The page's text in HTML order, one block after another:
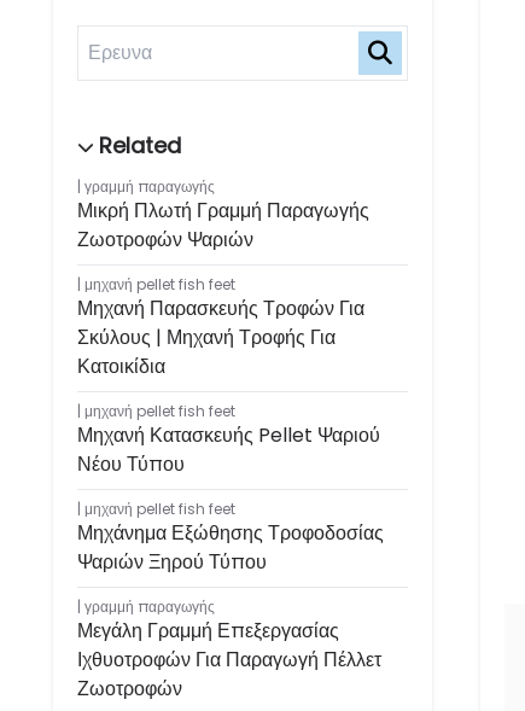
γραμμή παραγωγής
Μικρή Πλωτή Γραμμή Παραγωγής
Ζωοτροφών Ψαριών
μηχανή pellet fish feet
Μηχανή Παρασκευής Τροφών Για
Σκύλους | Μηχανή Τροφής Για
Κατοικίδια
μηχανή pellet fish feet
Μηχανή Κατασκευής Pellet Ψαριού
Νέου Τύπου
μηχανή pellet fish feet
Μηχάνημα Εξώθησης Τροφοδοσίας
Ψαριών Ξηρού Τύπου
γραμμή παραγωγής
Μεγάλη Γραμμή Επεξεργασίας
Ιχθυοτροφών Για Παραγωγή Πέλλετ
Ζωοτροφών